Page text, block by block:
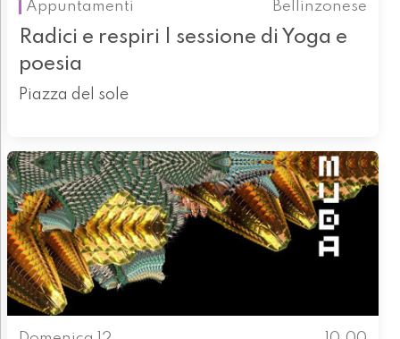
Appuntamenti
Bellinzonese
Radici e respiri | sessione di Yoga e
poesia
Piazza del sole